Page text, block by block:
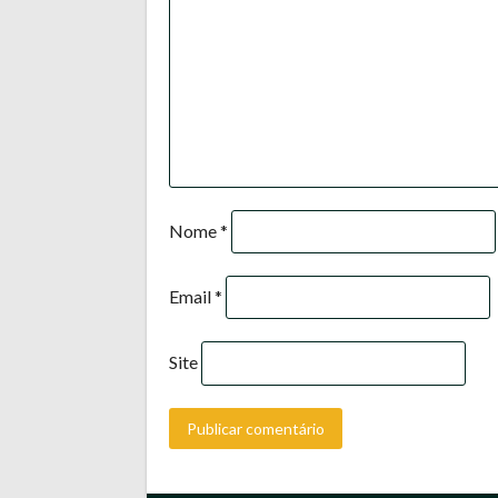
Nome*
Email*
Site